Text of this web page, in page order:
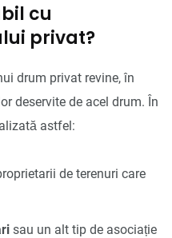
cu
privat?
drum privat revine, în
deservite de acel drum. În
astfel:
de terenuri care
sau un alt tip de asociație